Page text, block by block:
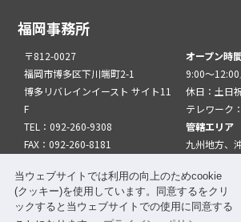
当ウェブサイトでは利用の向上のためcookie
(クッキー)を使用しています。同意するをクリ
ックすると当ウェブサイトでの使用に同意する
福岡事務所
〒812-0027
福岡市博多区下川端町2-1
博多リバレインイースト サイト11
F
TEL：092-260-9308
FAX：092-260-8181
オープン時
9:00～
休日：土日
テレワーク
管轄エリア
九州地方、